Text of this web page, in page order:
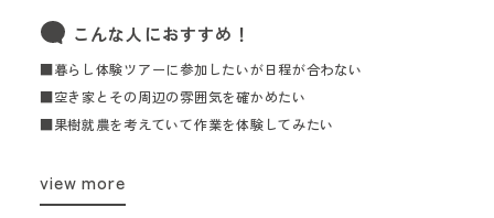
こんな人におすすめ！
■暮らし体験ツアーに参加したいが日程が合わない
■空き家とその周辺の雰囲気を確かめたい
■果樹就農を考えていて作業を体験してみたい
view more